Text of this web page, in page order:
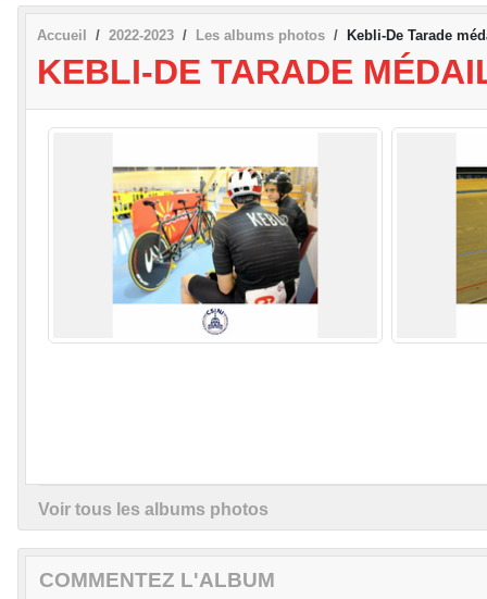
Accueil 2022-2023 Les albums photos Kebli-De Tarade
KEBLI-DE TARADE
Voir tous les albums photos
COMMENTEZ L'ALBUM